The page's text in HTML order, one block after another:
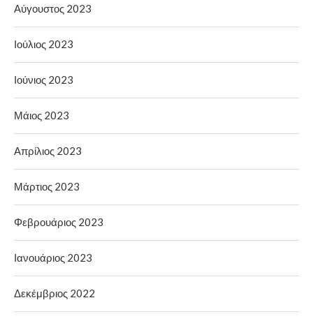
Αύγουστος 2023
Ιούλιος 2023
Ιούνιος 2023
Μάιος 2023
Απρίλιος 2023
Μάρτιος 2023
Φεβρουάριος 2023
Ιανουάριος 2023
Δεκέμβριος 2022